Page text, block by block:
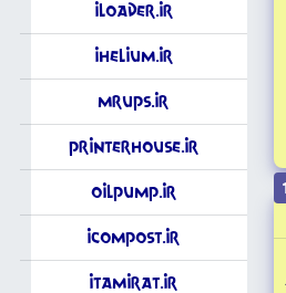
iLoader.ir
iHelium.ir
MrUPS.ir
PrinterHouse.ir
OilPump.ir
iCompost.ir
iTamirat.ir